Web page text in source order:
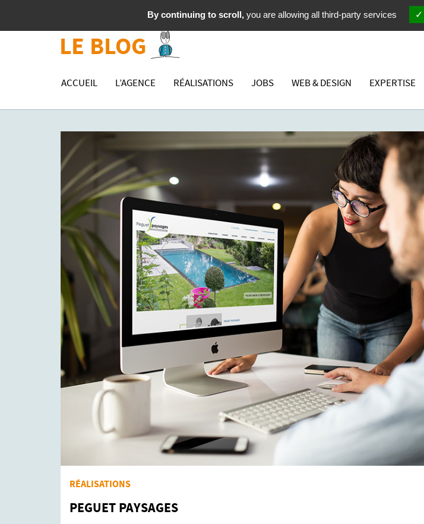
ACCUEIL L’AGENCE RÉALISATIONS JOBS WEB & DESIGN EXPERTISE
RÉALISATIONS
PEGUET PAYSAGES
By continuing to scroll,you are allowing all third-party services